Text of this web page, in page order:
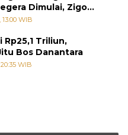
Dimulai, Zigo
Proyek Berjalan
WIB
Rp25,1 Triliun,
Bos Danantara
WIB
Jepang Selalu